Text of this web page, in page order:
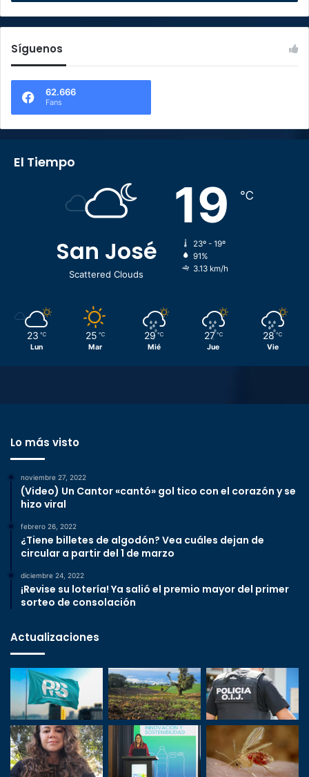
Síguenos
62.666
Fans
El Tiempo
San José
Scattered Clouds
19 ℃
23º - 19º
91%
3.13 km/h
23 ℃
Lun
25 ℃
Mar
29 ℃
Mié
27 ℃
Jue
28 ℃
Vie
Lo más visto
noviembre 27, 2022
(Video) Un Cantor «cantó» gol tico con el corazón y se
hizo viral
febrero 26, 2022
¿Tiene billetes de algodón? Vea cuáles dejan de
circular a partir del 1 de marzo
diciembre 24, 2022
¡Revise su lotería! Ya salió el premio mayor del primer
sorteo de consolación
Actualizaciones